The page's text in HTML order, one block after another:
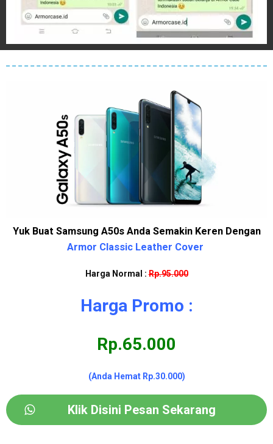
Yuk Buat Samsung A50s Anda Semakin Keren Dengan
Armor Classic Leather Cover
Harga Normal :Rp.95.000
Harga Promo :
Rp.65.000
(Anda Hemat Rp.30.000)
Klik Disini Pesan Sekarang